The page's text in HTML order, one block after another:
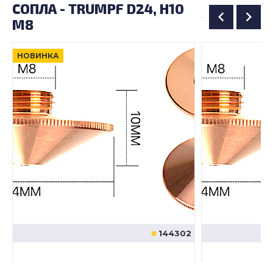
СОПЛА - TRUMPF D24, H10
M8
НОВИНКА
144302